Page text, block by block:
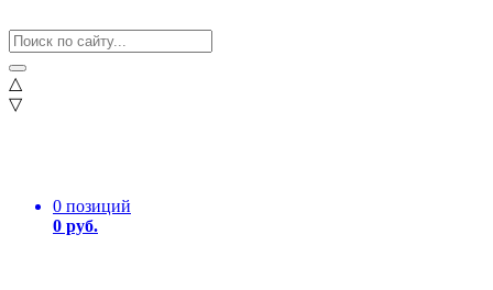
△
▽
0 позиций
0 руб.